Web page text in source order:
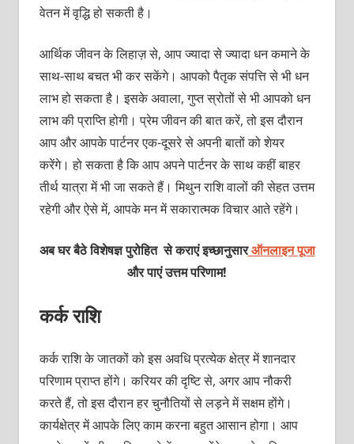
वेतन में वृद्धि हो सकती है।
आर्थिक जीवन के लिहाज़ से, आप ज्यादा से ज्यादा धन कमाने के
साथ-साथ बचत भी कर सकेंगे। आपको पैतृक संपत्ति से भी धन
लाभ हो सकता है। इसके अवाला, गुप्त स्रोतों से भी आपको धन
लाभ की प्राप्ति होगी। प्रेम जीवन की बात करें, तो इस दौरान
आप और आपके पार्टनर एक-दूसरे से अपनी बातों को शेयर
करेंगे। हो सकता है कि आप अपने पार्टनर के साथ कहीं बाहर
तीर्थ यात्रा में भी जा सकते हैं। मिथुन राशि वालों की सेहत उत्तम
रहेगी और ऐसे में, आपके मन में सकारात्मक विचार आते रहेंगे।
अब घर बैठे विशेषज्ञ पुरोहित से कराएं इच्छानुसारऑनलाइन पूजा
और पाएं उत्तम परिणाम!
कर्क राशि
कर्क राशि के जातकों को इस अवधि प्रत्येक क्षेत्र में शानदार
परिणाम प्राप्त होंगे। करियर की दृष्टि से, अगर आप नौकरी
करते हैं, तो इस दौरान हर चुनौतियों से लड़ने में सक्षम होंगे।
कार्यक्षेत्र में आपके लिए काम करना बहुत आसान होगा। आप